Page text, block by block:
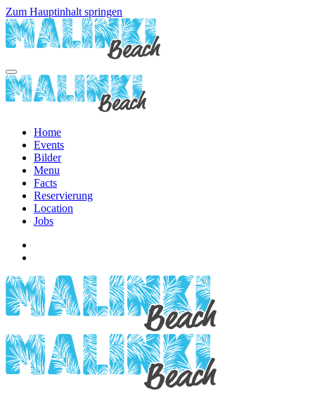
Zum Hauptinhalt springen
Home
Events
Bilder
Menu
Facts
Reservierung
Location
Jobs